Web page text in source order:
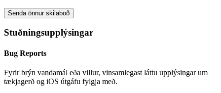
Senda önnur skilaboð
Stuðningsupplýsingar
Bug Reports
Fyrir brýn vandamál eða villur, vinsamlegast láttu upplýsingar um
tækjagerð og iOS útgáfu fylgja með.